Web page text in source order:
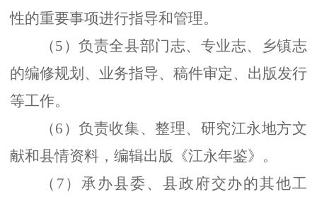
性的重要事项进行指导和管理。
（5）负责全县部门志、专业志、乡镇志
的编修规划、业务指导、稿件审定、出版发行
等工作。
（6）负责收集、整理、研究江永地方文
献和县情资料，编辑出版《江永年鉴》。
（ 7）承办县委、县政府交办的其他工